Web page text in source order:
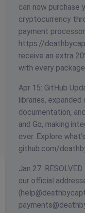
can now purchase
cryptocurrency
payment
https://
receive an extra
with every
Apr 15: GitHub
libraries,
documentation,
and Go, making
ever. Explore
github.com/
Jan 27:
our official
(